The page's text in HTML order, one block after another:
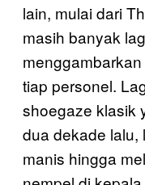
lain, mulai dari
masih banyak
tiap personel.
shoegaze klasik
dua dekade lalu,
manis hingga